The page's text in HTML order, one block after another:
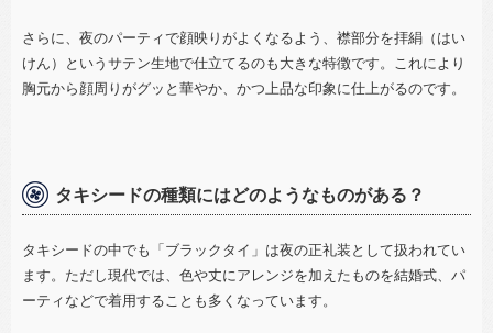
さらに、夜のパーティで顔映りがよくなるよう、襟部分を拝絹（はい
けん）というサテン生地で仕立てるのも大きな特徴です。これにより
胸元から顔周りがグッと華やか、かつ上品な印象に仕上がるのです。
タキシードの種類にはどのようなものがある？
タキシードの中でも「ブラックタイ」は夜の正礼装として扱われてい
ます。ただし現代では、色や丈にアレンジを加えたものを結婚式、パ
ーティなどで着用することも多くなっています。